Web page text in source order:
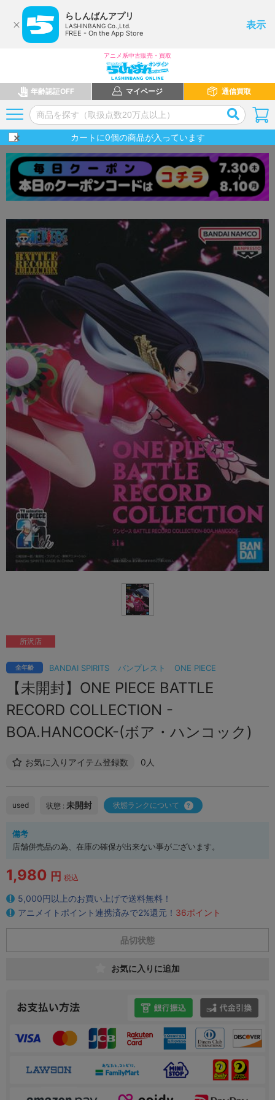
らしんばんアプリ
LASHINBANG Co.,Ltd.
FREE - On the App Store
表示
アニメ系中古販売・買取
年齢認証OFF マイページ 通信買取
カートに0個の商品が入っています
BANDAI SPIRITS バンプレスト ONE PIECE
全年齢
【未開封】ONE PIECE BATTLE
RECORD COLLECTION -
BOA.HANCOCK-(ボア・ハンコック)
お気に入りアイテム登録数 0人
所沢店
used 状態 : 未開封 状態ランクについて
備考
店舗併売品の為、在庫の確保が出来ない事がございます。
1,980 円 税込
5,000円以上のお買い上げで送料無料！
アニメイトポイント連携済みで2%還元！ 36ポイント
品切状態
お気に入りに追加